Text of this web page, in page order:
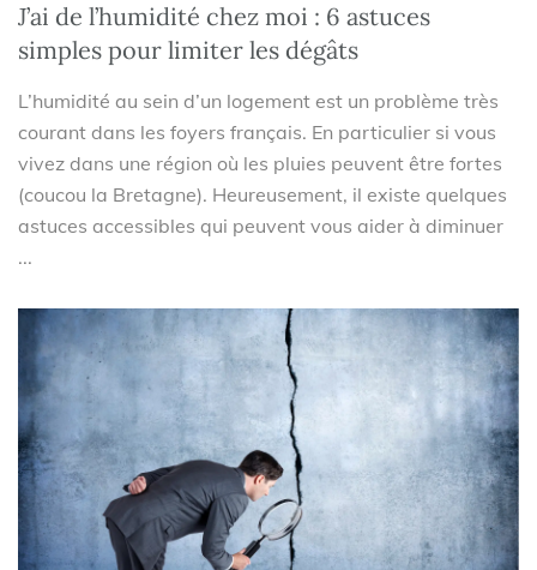
J’ai de l’humidité chez moi : 6 astuces
simples pour limiter les dégâts
L’humidité au sein d’un logement est un problème très
courant dans les foyers français. En particulier si vous
vivez dans une région où les pluies peuvent être fortes
(coucou la Bretagne). Heureusement, il existe quelques
astuces accessibles qui peuvent vous aider à diminuer
...